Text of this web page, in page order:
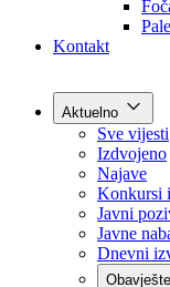
Općine
Kontakt
Aktuelno
Sve vijesti
Izdvojeno
Najave
Konkursi
Javni